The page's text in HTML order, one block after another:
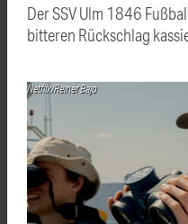
Der SSV Ulm 1846
bitteren Rückschlag
Netflix/Reiner Bajo